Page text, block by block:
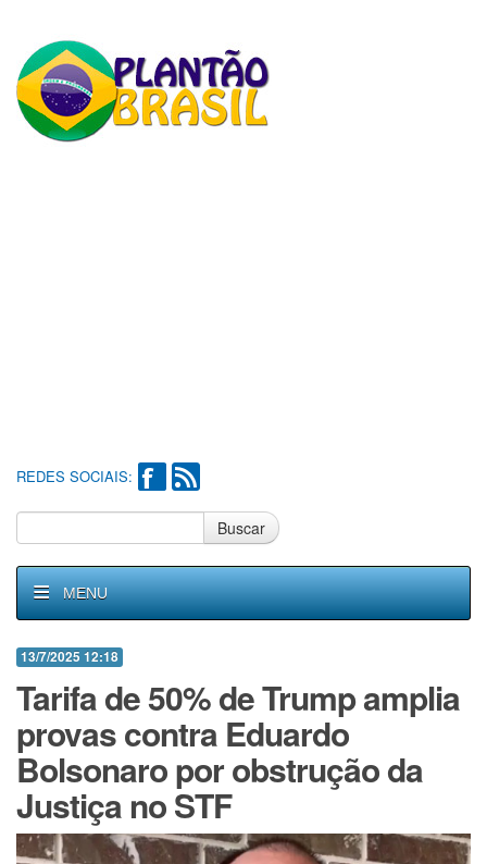
REDES SOCIAIS:
Buscar
MENU
13/7/2025 12:18
Tarifa de 50% de Trump amplia
provas contra Eduardo
Bolsonaro por obstrução da
Justiça no STF